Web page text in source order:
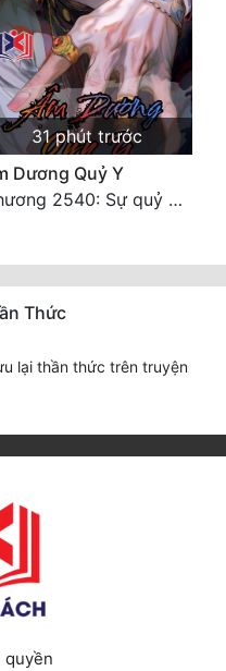
31 phút trước
Dương Quỷ Y
Chương 2540: Sự quỷ dị của Lý Trường Phong
Thức
lại thần thức trên truyện
quyền